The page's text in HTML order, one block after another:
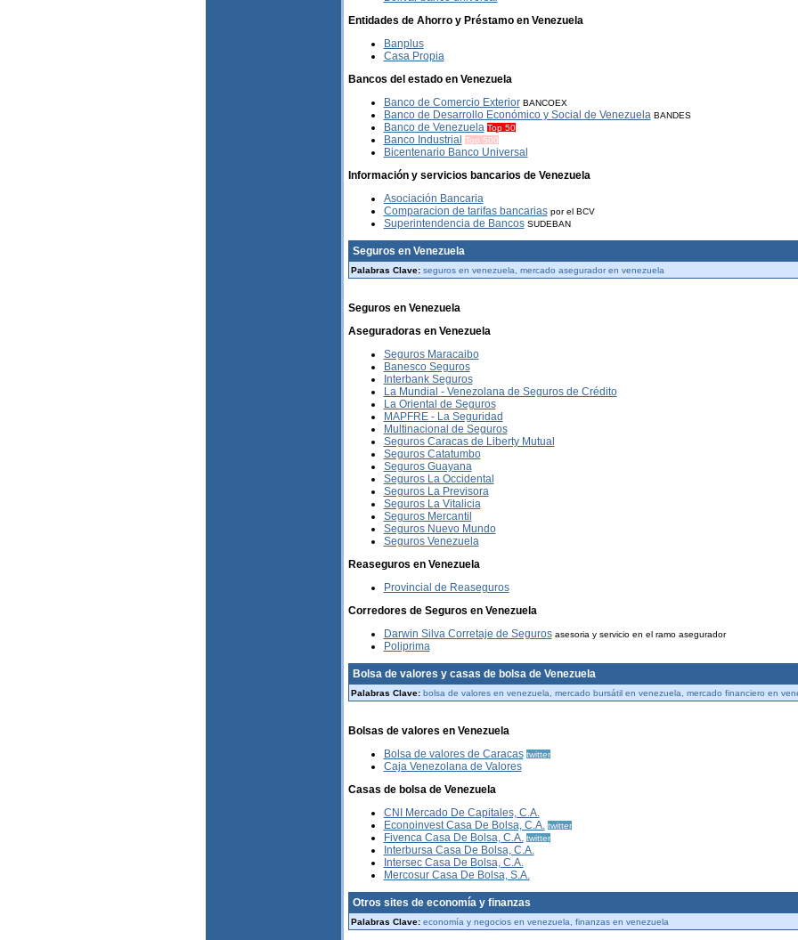
Entidades de Ahorro y Préstamo en Venezuela
Banplus
Casa Propia
Bancos del estado en Venezuela
Banco de Comercio Exterior BANCOEX
Banco de Desarrollo Económico y Social de Venezuela BANDES
Banco de Venezuela Top 50
Banco Industrial Top 500
Bicentenario Banco Universal
Información y servicios bancarios de Venezuela
Asociación Bancaria
Comparacion de tarifas bancarias por el BCV
Superintendencia de Bancos SUDEBAN
Seguros en Venezuela
Palabras Clave: seguros en venezuela, mercado asegurador en venezuela
Seguros en Venezuela
Aseguradoras en Venezuela
Seguros Maracaibo
Banesco Seguros
Interbank Seguros
La Mundial - Venezolana de Seguros de Crédito
La Oriental de Seguros
MAPFRE - La Seguridad
Multinacional de Seguros
Seguros Caracas de Liberty Mutual
Seguros Catatumbo
Seguros Guayana
Seguros La Occidental
Seguros La Previsora
Seguros La Vitalicia
Seguros Mercantil
Seguros Nuevo Mundo
Seguros Venezuela
Reaseguros en Venezuela
Provincial de Reaseguros
Corredores de Seguros en Venezuela
Darwin Silva Corretaje de Seguros asesoria y servicio en el ramo asegurador
Poliprima
Bolsa de valores y casas de bolsa de Venezuela
Palabras Clave: bolsa de valores en venezuela, mercado bursátil en venezuela, mercado financiero en
Bolsas de valores en Venezuela
Bolsa de valores de Caracas twitter
Caja Venezolana de Valores
Casas de bolsa de Venezuela
CNI Mercado De Capitales, C.A.
Econoinvest Casa De Bolsa, C.A. twitter
Fivenca Casa De Bolsa, C.A. twitter
Interbursa Casa De Bolsa, C.A.
Intersec Casa De Bolsa, C.A.
Mercosur Casa De Bolsa, S.A.
Otros sites de economía y finanzas
Palabras Clave: economía y negocios en venezuela, finanzas en venezuela